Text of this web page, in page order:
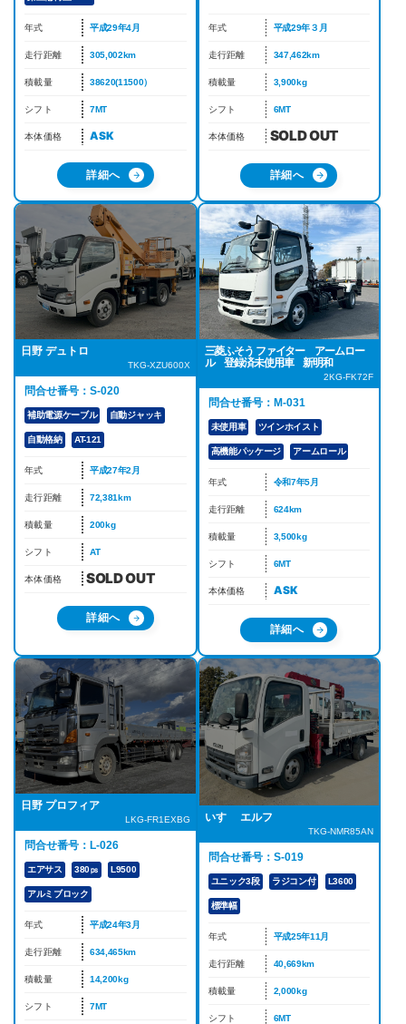
年式 平成29年4月
走行距離 305,002km
積載量 38620(11500）
シフト 7MT
本体価格 ASK
詳細へ
年式 平成29年３月
走行距離 347,462km
積載量 3,900kg
シフト 6MT
本体価格
詳細へ
日野 デュトロ
TKG-XZU600X
問合せ番号：S-020
補助電源ケーブル 自動ジャッキ
自動格納 AT-121
年式 平成27年2月
走行距離 72,381km
積載量 200kg
シフト AT
本体価格
詳細へ
三菱ふそう ファイター アームロー
ル 登録済未使用車 新明和
2KG-FK72F
問合せ番号：M-031
未使用車 ツインホイスト
高機能パッケージ アームロール
年式 令和7年5月
走行距離 624km
積載量 3,500kg
シフト 6MT
本体価格 ASK
詳細へ
日野 プロフィア
LKG-FR1EXBG
問合せ番号：L-026
エアサス 380㎰ L9500
アルミブロック
年式 平成24年3月
走行距離 634,465km
積載量 14,200kg
シフト 7MT
いすゞ エルフ
TKG-NMR85AN
問合せ番号：S-019
ユニック3段 ラジコン付 L3600
標準幅
年式 平成25年11月
走行距離 40,669km
積載量 2,000kg
シフト 6MT